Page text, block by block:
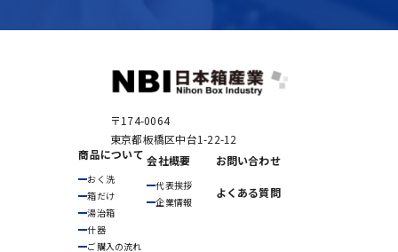
〒174-0064
東京都板橋区中台1-22-12
商品について
おく洗
箱だけ
湯治箱
什器
ご購入の流れ
会社概要
代表挨拶
企業情報
お問い合わせ
よくある質問